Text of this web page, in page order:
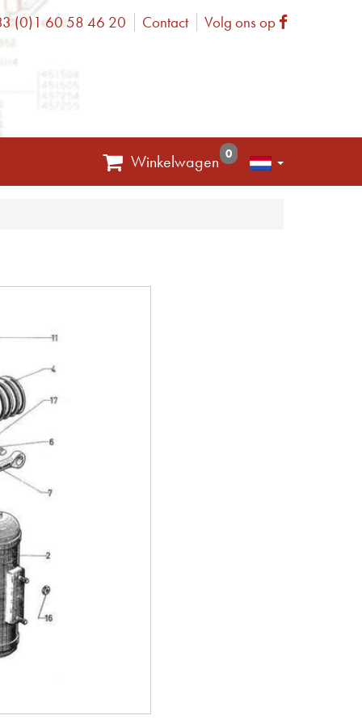
(0)1 60 58 46 20 Contact Volg ons op Facebook
Winkelwagen 0